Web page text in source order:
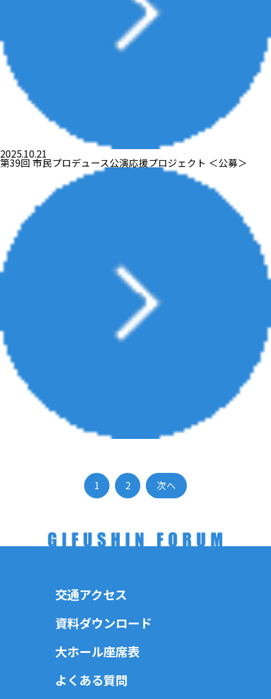
2025.10.21
第39回 市民プロデュース公演応援プロジェクト ＜公募＞
1 2 次へ
交通アクセス
資料ダウンロード
大ホール座席表
よくある質問